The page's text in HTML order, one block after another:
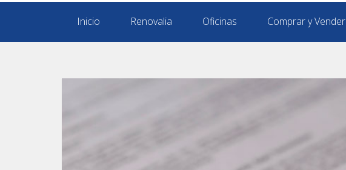
Inicio Renovalia Oficinas Comprar y Vender